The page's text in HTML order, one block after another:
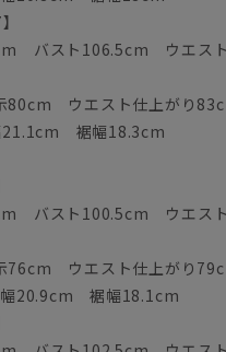
バスト106.5cm ウエ
示80cm ウエスト仕上が
裾幅18.3cm
バスト100.5cm ウエ
示76cm ウエスト仕上が
20.9cm 裾幅18.1cm